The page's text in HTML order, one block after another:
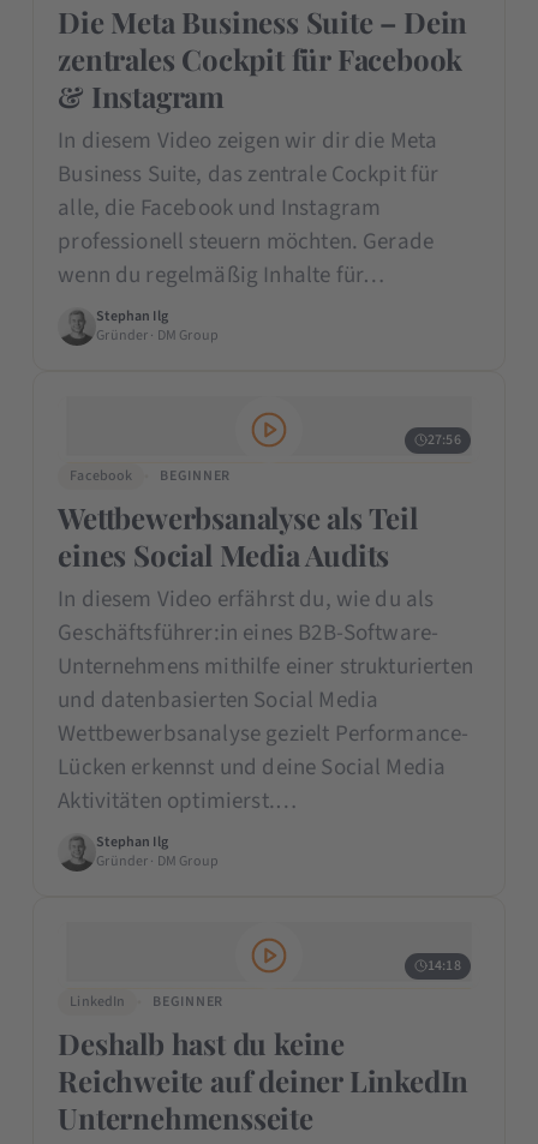
Die Meta Business Suite – Dein
zentrales Cockpit für Facebook
& Instagram
In diesem Video zeigen wir dir die Meta
Business Suite, das zentrale Cockpit für
alle, die Facebook und Instagram
professionell steuern möchten. Gerade
wenn du regelmäßig Inhalte für…
Stephan Ilg
Gründer · DM Group
27:56
Facebook
BEGINNER
Wettbewerbsanalyse als Teil
eines Social Media Audits
In diesem Video erfährst du, wie du als
Geschäftsführer:in eines B2B-Software-
Unternehmens mithilfe einer strukturierten
und datenbasierten Social Media
Wettbewerbsanalyse gezielt Performance-
Lücken erkennst und deine Social Media
Aktivitäten optimierst.…
Stephan Ilg
Gründer · DM Group
14:18
LinkedIn
BEGINNER
Deshalb hast du keine
Reichweite auf deiner LinkedIn
Unternehmensseite